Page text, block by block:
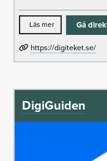
Läs mer Gå
https://digiteket.se/
DigiGuiden